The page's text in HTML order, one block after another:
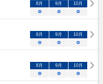
8 月 9 月 10月
○ ○ ○
8 月 9 月 10月
○ ○ ○
8 月 9 月 10月
○ ○ ○